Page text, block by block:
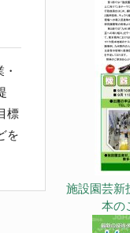
標
を
施設園芸新
本の